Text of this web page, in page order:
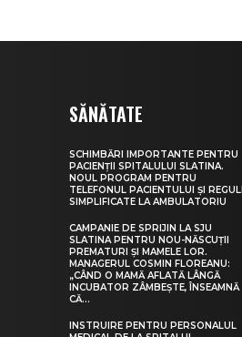
SĂNĂTATE
SCHIMBĂRI IMPORTANTE PENTRU
PACIENȚII SPITALULUI SLATINA.
NOUL PROGRAM PENTRU
TELEFONUL PACIENTULUI ȘI REGULI
SIMPLIFICATE LA AMBULATORIU
CAMPANIE DE SPRIJIN LA SJU
SLATINA PENTRU NOU-NĂSCUȚII
PREMATURI ȘI MAMELE LOR.
MANAGERUL COSMIN FLOREANU:
„CÂND O MAMĂ AFLATĂ LÂNGĂ
INCUBATOR ZÂMBEȘTE, ÎNSEAMNĂ
CĂ...
INSTRUIRE PENTRU PERSONALUL